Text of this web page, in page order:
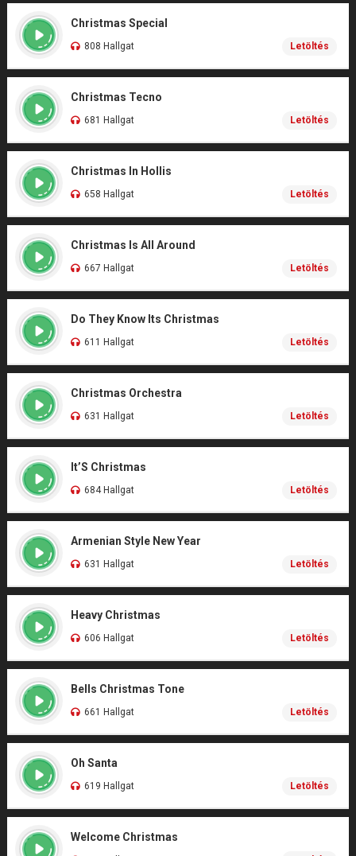
Christmas Special
808 Hallgat Letöltés
Christmas Tecno
681 Hallgat Letöltés
Christmas In Hollis
658 Hallgat Letöltés
Christmas Is All Around
667 Hallgat Letöltés
Do They Know Its Christmas
611 Hallgat Letöltés
Christmas Orchestra
631 Hallgat Letöltés
It’S Christmas
684 Hallgat Letöltés
Armenian Style New Year
631 Hallgat Letöltés
Heavy Christmas
606 Hallgat Letöltés
Bells Christmas Tone
661 Hallgat Letöltés
Oh Santa
619 Hallgat Letöltés
Welcome Christmas